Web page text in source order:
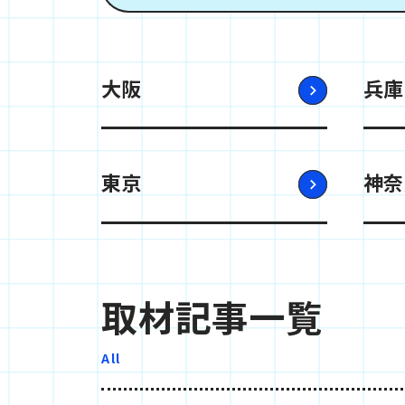
大阪 兵庫
東京 神
取材記事一覧
All